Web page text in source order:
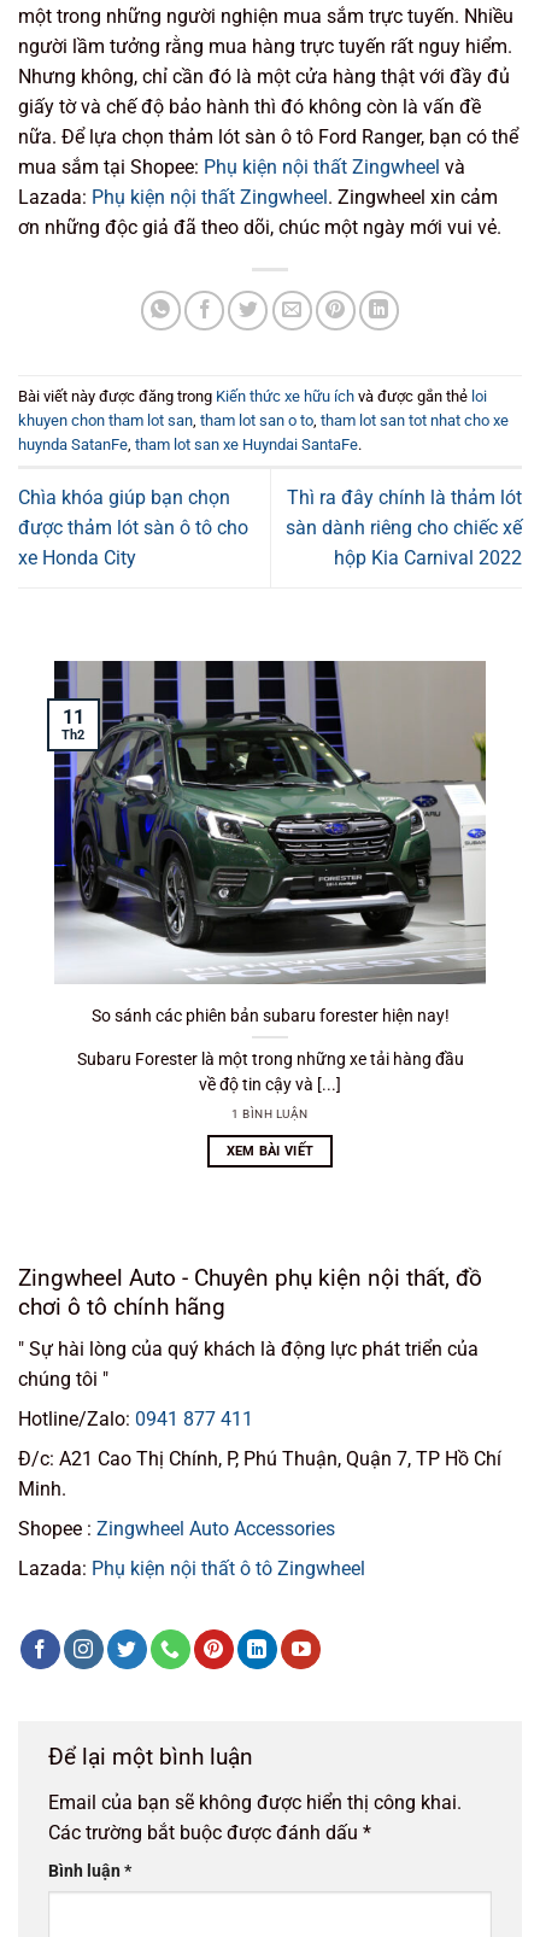
một trong những người nghiện mua sắm trực tuyến. Nhiều
người lầm tưởng rằng mua hàng trực tuyến rất nguy hiểm.
Nhưng không, chỉ cần đó là một cửa hàng thật với đầy đủ
giấy tờ và chế độ bảo hành thì đó không còn là vấn đề
nữa. Để lựa chọn thảm lót sàn ô tô Ford Ranger, bạn có thể
mua sắm tại Shopee: Phụ kiện nội thất Zingwheel và
Lazada: Phụ kiện nội thất Zingwheel . Zingwheel xin cảm
ơn những độc giả đã theo dõi, chúc một ngày mới vui vẻ.
Bài viết này được đăng trong Kiến thức xe hữu ích và được gắn thẻ loi
khuyen chon tham lot san tham lot san o to tham lot san tot nhat cho xe
huynda SatanFe tham lot san xe Huyndai SantaFe.
Chìa khóa giúp bạn chọn
được thảm lót sàn ô tô cho
xe Honda City
Thì ra đây chính là thảm lót
sàn dành riêng cho chiếc xế
hộp Kia Carnival 2022
So sánh các phiên bản subaru forester hiện nay!
Subaru Forester là một trong những xe tải hàng đầu
về độ tin cậy và [...]
1 BÌNH LUẬN
XEM BÀI VIẾT
11
Th2
Zingwheel Auto - Chuyên phụ kiện nội thất, đồ
chơi ô tô chính hãng
" Sự hài lòng của quý khách là động lực phát triển của
chúng tôi "
Hotline/Zalo: 0941 877 411
Đ/c: A21 Cao Thị Chính, P, Phú Thuận, Quận 7, TP Hồ Chí
Minh.
Shopee : Zingwheel Auto Accessories
Lazada: Phụ kiện nội thất ô tô Zingwheel
Để lại một bình luận
Email của bạn sẽ không được hiển thị công khai.
Các trường bắt buộc được đánh dấu *
Bình luận*